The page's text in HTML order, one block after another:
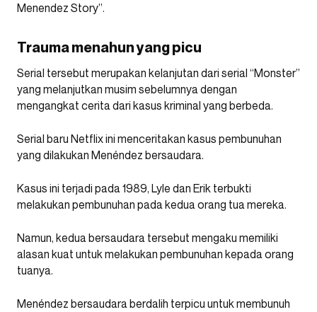
Menendez Story”.
Trauma menahun yang picu
Serial tersebut merupakan kelanjutan dari serial “Monster”
yang melanjutkan musim sebelumnya dengan
mengangkat cerita dari kasus kriminal yang berbeda.
Serial baru Netflix ini menceritakan kasus pembunuhan
yang dilakukan Menéndez bersaudara.
Kasus ini terjadi pada 1989, Lyle dan Erik terbukti
melakukan pembunuhan pada kedua orang tua mereka.
Namun, kedua bersaudara tersebut mengaku memiliki
alasan kuat untuk melakukan pembunuhan kepada orang
tuanya.
Menéndez bersaudara berdalih terpicu untuk membunuh